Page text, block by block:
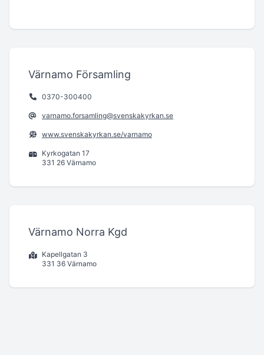
Värnamo Församling
0370-300400
varnamo.forsamling@svenskakyrkan.se
www.svenskakyrkan.se/varnamo
Kyrkogatan 17
331 26 Värnamo
Värnamo Norra Kgd
Kapellgatan 3
331 36 Värnamo